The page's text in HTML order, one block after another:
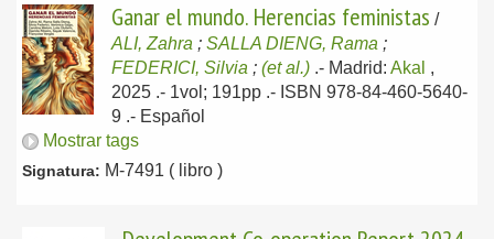
Ganar el mundo. Herencias feministas /
ALI, Zahra ; SALLA DIENG, Rama ;
FEDERICI, Silvia ; (et al.) .- Madrid: Akal ,
2025 .- 1vol; 191pp .- ISBN 978-84-460-5640-
9 .- Español
Mostrar tags
Signatura: M-7491 ( libro )